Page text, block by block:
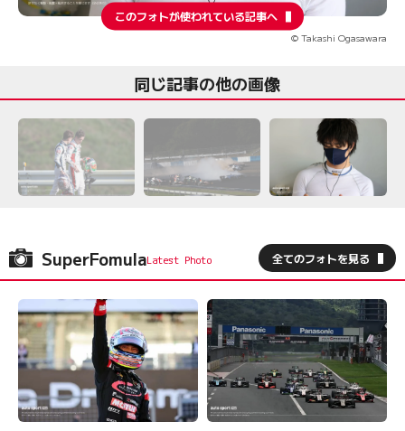
このフォトが使われている記事へ
© Takashi Ogasawara
同じ記事の他の画像
SuperFomula 全てのフォトを見る